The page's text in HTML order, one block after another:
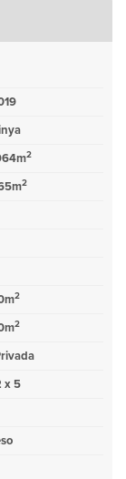
2
2
2
2
x 5